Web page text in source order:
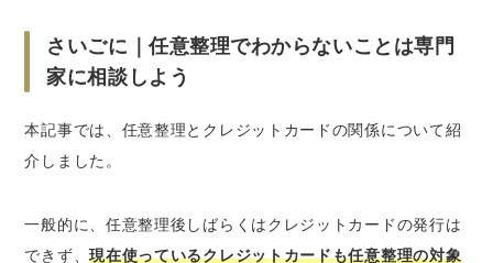
さいごに｜任意整理でわからないことは専門
家に相談しよう
本記事では、任意整理とクレジットカードの関係について紹
介しました。
一般的に、任意整理後しばらくはクレジットカードの発行は
できず、現在使っているクレジットカードも任意整理の対象